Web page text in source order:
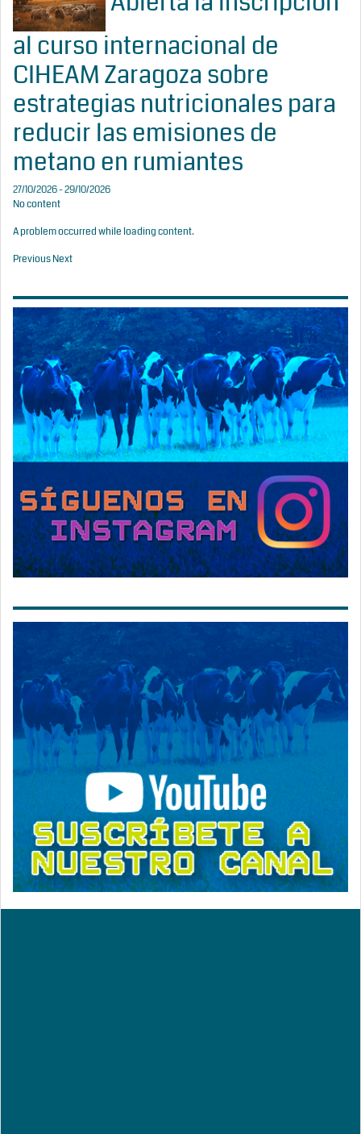
al curso internacional de
CIHEAM Zaragoza sobre
estrategias nutricionales para
reducir las emisiones de
metano en rumiantes
27/10/2026 - 29/10/2026
No content
A problem occurred while loading content.
PreviousNext